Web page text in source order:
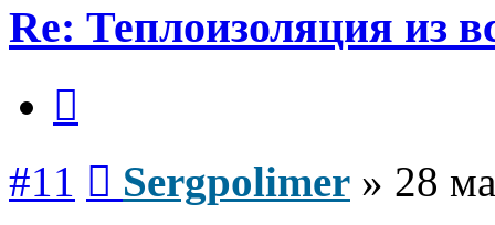
Re: Теплоизоляция из
#11 Sergpolimer » 28